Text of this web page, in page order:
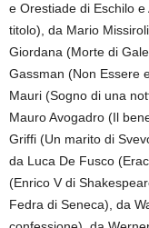
e Orestiade di Eschilo
titolo), da Mario
Giordana (Morte di
Gassman (Non Essere
Mauri (Sogno di una
Mauro Avogadro (Il
Griffi (Un marito di
da Luca De Fusco
(Enrico V di
Fedra di Seneca), da